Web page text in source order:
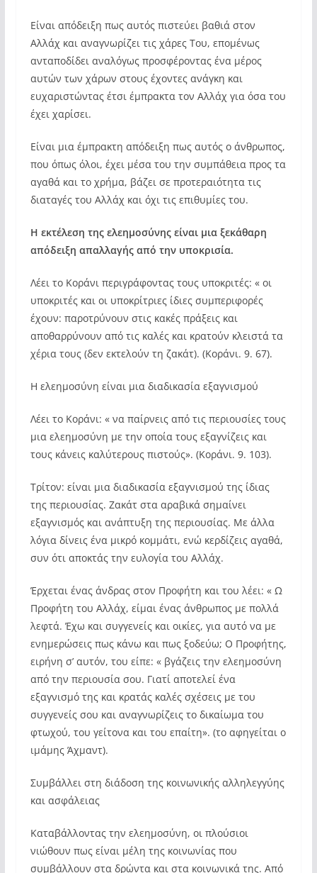
Είναι απόδειξη πως αυτός πιστεύει βαθιά στον
Αλλάχ και αναγνωρίζει τις χάρες Του, επομένως
ανταποδίδει αναλόγως προσφέροντας ένα μέρος
αυτών των χάρων στους έχοντες ανάγκη και
ευχαριστώντας έτσι έμπρακτα τον Αλλάχ για όσα του
έχει χαρίσει.
Είναι μια έμπρακτη απόδειξη πως αυτός ο άνθρωπος,
που όπως όλοι, έχει μέσα του την συμπάθεια προς τα
αγαθά και το χρήμα, βάζει σε προτεραιότητα τις
διαταγές του Αλλάχ και όχι τις επιθυμίες του.
Η εκτέλεση της ελεημοσύνης είναι μια ξεκάθαρη
απόδειξη απαλλαγής από την υποκρισία.
Λέει το Κοράνι περιγράφοντας τους υποκριτές: « οι
υποκριτές και οι υποκρίτριες ίδιες συμπεριφορές
έχουν: παροτρύνουν στις κακές πράξεις και
αποθαρρύνουν από τις καλές και κρατούν κλειστά τα
χέρια τους (δεν εκτελούν τη ζακάτ). (Κοράνι. 9. 67).
Η ελεημοσύνη είναι μια διαδικασία εξαγνισμού
Λέει το Κοράνι: « να παίρνεις από τις περιουσίες τους
μια ελεημοσύνη με την οποία τους εξαγνίζεις και
τους κάνεις καλύτερους πιστούς». (Κοράνι. 9. 103).
Τρίτον: είναι μια διαδικασία εξαγνισμού της ίδιας
της περιουσίας. Ζακάτ στα αραβικά σημαίνει
εξαγνισμός και ανάπτυξη της περιουσίας. Με άλλα
λόγια δίνεις ένα μικρό κομμάτι, ενώ κερδίζεις αγαθά,
συν ότι αποκτάς την ευλογία του Αλλάχ.
Έρχεται ένας άνδρας στον Προφήτη και του λέει: « Ω
Προφήτη του Αλλάχ, είμαι ένας άνθρωπος με πολλά
λεφτά. Έχω και συγγενείς και οικίες, για αυτό να με
ενημερώσεις πως κάνω και πως ξοδεύω; Ο Προφήτης,
ειρήνη σ’ αυτόν, του είπε: « βγάζεις την ελεημοσύνη
από την περιουσία σου. Γιατί αποτελεί ένα
εξαγνισμό της και κρατάς καλές σχέσεις με του
συγγενείς σου και αναγνωρίζεις το δικαίωμα του
φτωχού, του γείτονα και του επαίτη». (το αφηγείται ο
ιμάμης Άχμαντ).
Συμβάλλει στη διάδοση της κοινωνικής αλληλεγγύης
και ασφάλειας
Καταβάλλοντας την ελεημοσύνη, οι πλούσιοι
νιώθουν πως είναι μέλη της κοινωνίας που
συμβάλλουν στα δρώντα και στα κοινωνικά της. Από